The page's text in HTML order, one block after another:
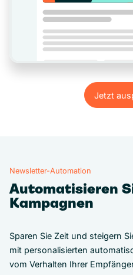
Jetzt
Jetzt
Newsletter-Automation
Automatisieren
Kampagnen
Sparen Sie Zeit und steigern
mit personalisierten
vom Verhalten Ihrer